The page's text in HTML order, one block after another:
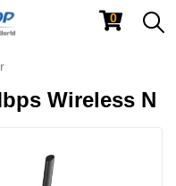
0
Wireless N